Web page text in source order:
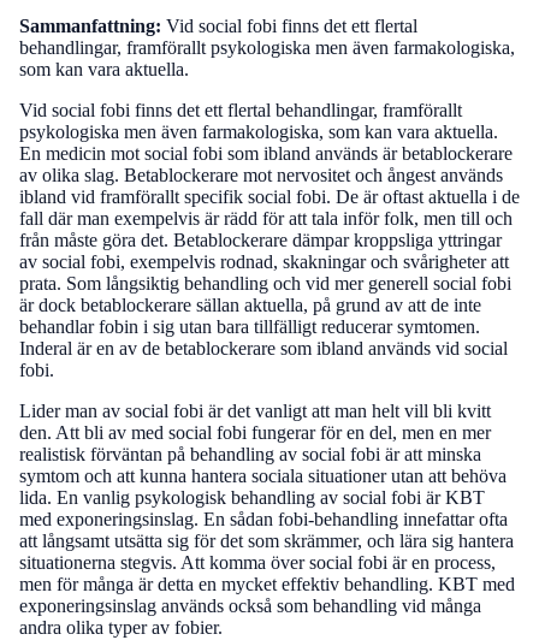
Sammanfattning: Vid social fobi finns det ett flertal
behandlingar, framförallt psykologiska men även farmakologiska,
som kan vara aktuella.
Vid social fobi finns det ett flertal behandlingar, framförallt
psykologiska men även farmakologiska, som kan vara aktuella.
En medicin mot social fobi som ibland används är betablockerare
av olika slag. Betablockerare mot nervositet och ångest används
ibland vid framförallt specifik social fobi. De är oftast aktuella i de
fall där man exempelvis är rädd för att tala inför folk, men till och
från måste göra det. Betablockerare dämpar kroppsliga yttringar
av social fobi, exempelvis rodnad, skakningar och svårigheter att
prata. Som långsiktig behandling och vid mer generell social fobi
är dock betablockerare sällan aktuella, på grund av att de inte
behandlar fobin i sig utan bara tillfälligt reducerar symtomen.
Inderal är en av de betablockerare som ibland används vid social
fobi.
Lider man av social fobi är det vanligt att man helt vill bli kvitt
den. Att bli av med social fobi fungerar för en del, men en mer
realistisk förväntan på behandling av social fobi är att minska
symtom och att kunna hantera sociala situationer utan att behöva
lida. En vanlig psykologisk behandling av social fobi är KBT
med exponeringsinslag. En sådan fobi-behandling innefattar ofta
att långsamt utsätta sig för det som skrämmer, och lära sig hantera
situationerna stegvis. Att komma över social fobi är en process,
men för många är detta en mycket effektiv behandling. KBT med
exponeringsinslag används också som behandling vid många
andra olika typer av fobier.